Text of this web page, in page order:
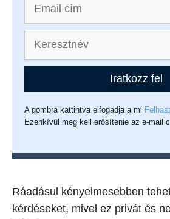
Iratkozz fel
A gombra kattintva elfogadja a mi
Ezenkívül meg kell erősítenie az e-mail
Ráadásul kényelmesebben
kérdéseket, mivel ez privát és